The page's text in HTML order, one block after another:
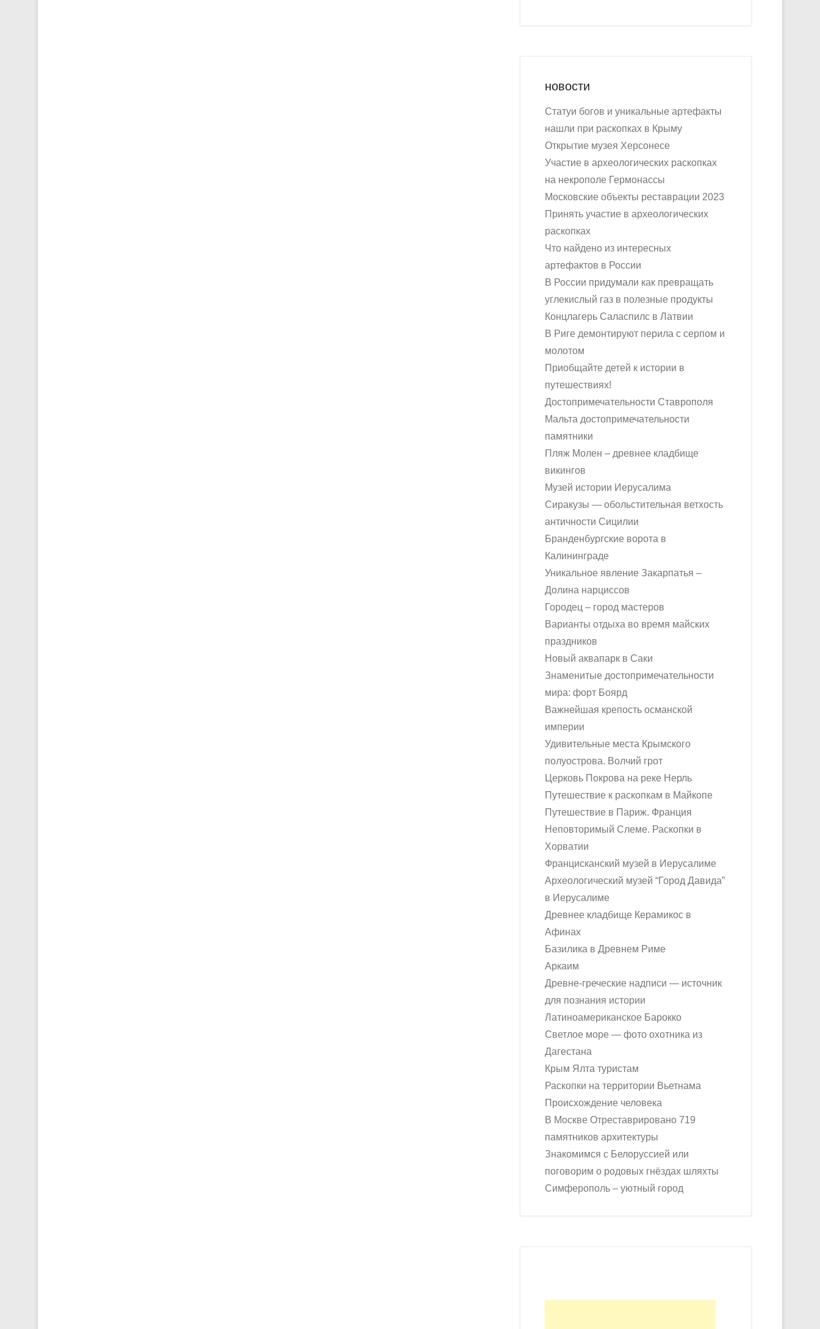
новости
Статуи богов и уникальные артефакты
нашли при раскопках в Крыму
Открытие музея Херсонесе
Участие в археологических раскопках
на некрополе Гермонассы
Московские объекты реставрации 2023
Принять участие в археологических
раскопках
Что найдено из интересных
артефактов в России
В России придумали как превращать
углекислый газ в полезные продукты
Концлагерь Саласпилс в Латвии
В Риге демонтируют перила с серпом и
молотом
Приобщайте детей к истории в
путешествиях!
Достопримечательности Ставрополя
Мальта достопримечательности
памятники
Пляж Молен – древнее кладбище
викингов
Музей истории Иерусалима
Сиракузы — обольстительная ветхость
античности Сицилии
Бранденбургские ворота в
Калининграде
Уникальное явление Закарпатья –
Долина нарциссов
Городец – город мастеров
Варианты отдыха во время майских
праздников
Новый аквапарк в Саки
Знаменитые достопримечательности
мира: форт Боярд
Важнейшая крепость османской
империи
Удивительные места Крымского
полуострова. Волчий грот
Церковь Покрова на реке Нерль
Путешествие к раскопкам в Майкопе
Путешествие в Париж. Франция
Неповторимый Слеме. Раскопки в
Хорватии
Францисканский музей в Иерусалиме
Археологический музей “Город Давида”
в Иерусалиме
Древнее кладбище Керамикос в
Афинах
Базилика в Древнем Риме
Аркаим
Древне-греческие надписи — источник
для познания истории
Латиноамериканское Барокко
Светлое море — фото охотника из
Дагестана
Крым Ялта туристам
Раскопки на территории Вьетнама
Происхождение человека
В Москве Отреставрировано 719
памятников архитектуры
Знакомимся с Белоруссией или
поговорим о родовых гнёздах шляхты
Симферополь – уютный город